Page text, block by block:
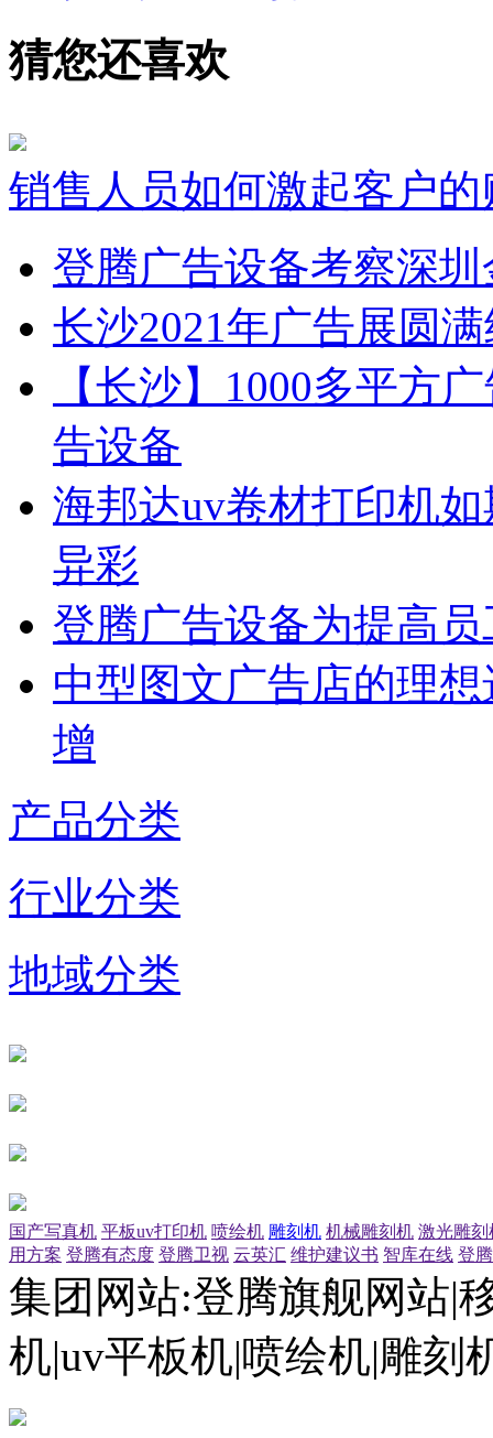
猜您还喜欢
销售人员如何激起客户的
登腾广告设备考察深
长沙2021年广告展圆
【长沙】1000多平方
告设备
海邦达uv卷材打印机
异彩
登腾广告设备为提高
中型图文广告店的理
增
产品分类
行业分类
地域分类
国产写真机 平板uv打印机 喷绘机 雕刻机 机械雕刻机 激光雕刻
用方案 登腾有态度 登腾卫视 云英汇 维护建议书 智库在线 登
集团网站:登腾旗舰网站|
机|uv平板机|喷绘机|雕刻